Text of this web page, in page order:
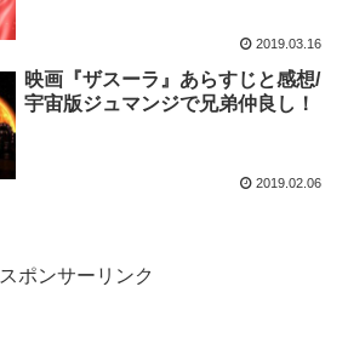
2019.03.16
映画『ザスーラ』あらすじと感想/
宇宙版ジュマンジで兄弟仲良し！
2019.02.06
スポンサーリンク